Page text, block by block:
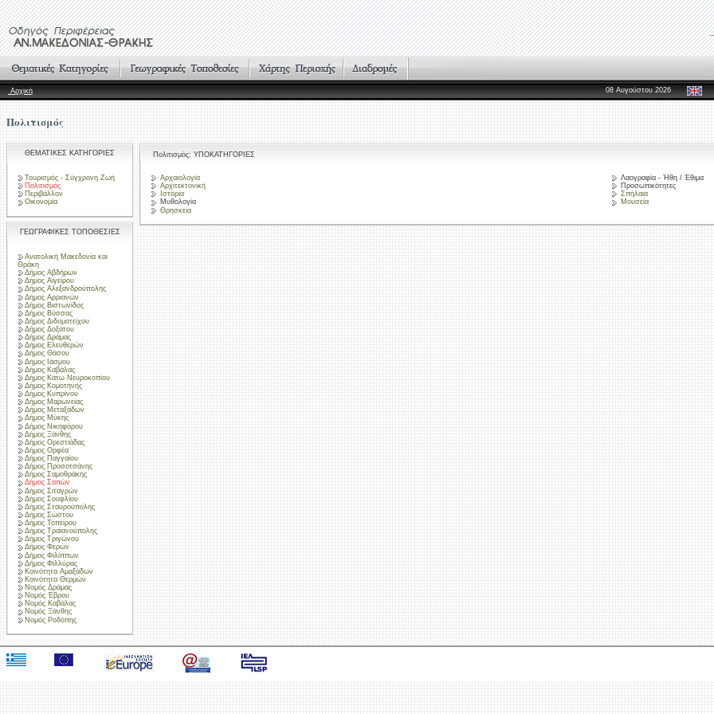
Αρχική 08 Αυγούστου 2026
Πολιτισμός
ΘΕΜΑΤΙΚΕΣ ΚΑΤΗΓΟΡΙΕΣ
Τουρισμός - Σύγχρονη Ζωή
Πολιτισμός
Περιβάλλον
Οικονομία
ΓΕΩΓΡΑΦΙΚΕΣ ΤΟΠΟΘΕΣΙΕΣ
Ανατολική Μακεδονία και
Θράκη
Δήμος Αβδήρων
Δήμος Αιγείρου
Δήμος Αλεξανδρούπολης
Δήμος Αρριανών
Δήμος Βιστωνίδος
Δήμος Βύσσας
Δήμος Διδυμοτείχου
Δήμος Δοξάτου
Δήμος Δράμας
Δήμος Ελευθερών
Δήμος Θάσου
Δήμος Ιάσμου
Δήμος Καβάλας
Δήμος Κάτω Νευροκοπίου
Δήμος Κομοτηνής
Δήμος Κυπρίνου
Δήμος Μαρωνείας
Δήμος Μεταξάδων
Δήμος Μύκης
Δήμος Νικηφόρου
Δήμος Ξάνθης
Δήμος Ορεστιάδας
Δήμος Ορφέα
Δήμος Παγγαίου
Δήμος Προσοτσάνης
Δήμος Σαμοθράκης
Δήμος Σαπών
Δήμος Σιταγρών
Δήμος Σουφλίου
Δήμος Σταυρούπολης
Δήμος Σώστου
Δήμος Τοπείρου
Δήμος Τραϊανούπολης
Δήμος Τριγώνου
Δήμος Φερών
Δήμος Φιλίππων
Δήμος Φιλλύρας
Κοινότητα Αμαξάδων
Κοινότητα Θερμών
Νομός Δράμας
Νομός Έβρου
Νομός Καβάλας
Νομός Ξάνθης
Νομός Ροδόπης
Πολιτισμός: ΥΠΟΚΑΤΗΓΟΡΙΕΣ
Αρχαιολογία
Αρχιτεκτονική
Ιστορία
Μυθολογία
Θρησκεία
Λαογραφία - Ήθη / Έθιμα
Προσωπικότητες
Σπήλαια
Μουσεία